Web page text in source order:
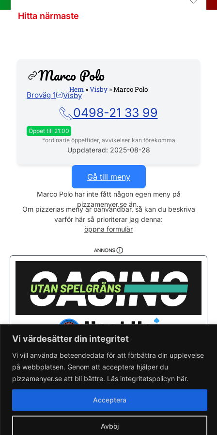
Vi värdesätter din integritet
Vi vill använda beteendedata för att förbättra din upplevelse
på webbplatsen. Genom att acceptera hjälper du
pizzamenyer.se att bli bättre. Läs integritetspolicyn här.
Avböj
Acceptera
Hitta närmaste
Marco Polo
Hem »Visby »Marco Polo
Broväg 1 Visby
0498-21 33 99
Öppet till 21:00
Måndag
11:00 - 21:00
Onsdag
11:00 - 21:00
Torsdag
11:00 - 21:00
Fredag
11:00 - 21:00
Lördag
11:00 - 21:00
Söndag
11:00 - 21:00
*ordinarie öppettider, avvikelser kan förekomma
Uppdaterad: 2025-08-28
Gå till meny
Marco Polo har inte fått någon egen meny på
pizzamenyer.se än..
Om pizzerias meny är oanvändbar, så kan du beskriva
varför här så prioriterar jag denna:
öppna formulär
Saknar du din pizzeria?Lägg till pizzeria.
Skapa gratis pizzeria-hemsida
Läs om pizzamenyer.se
Artiklar & nyheter
Rensa cookieval